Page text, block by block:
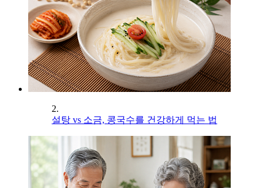
2.
설탕 vs 소금, 콩국수를 건강하게 먹는 법